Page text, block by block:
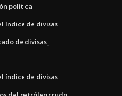
política
índice de divisas
de divisas_
índice de divisas